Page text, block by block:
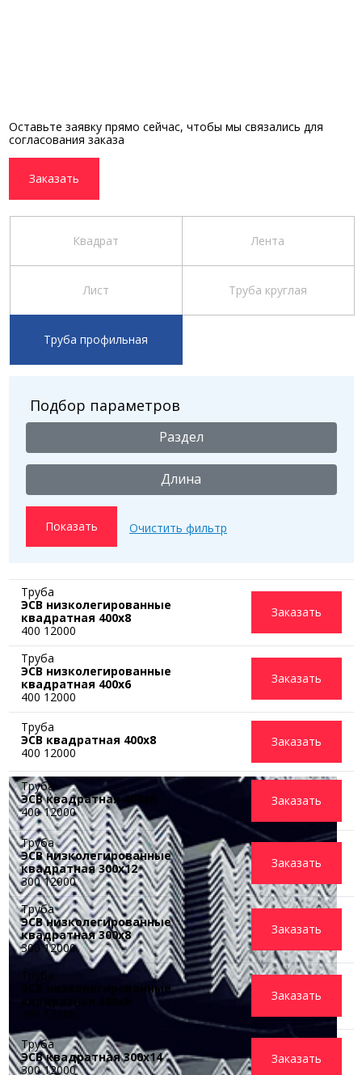
Оставьте заявку прямо сейчас, чтобы мы связались для
согласования заказа
Заказать
Квадрат Лента
Лист Труба круглая
Труба профильная
Подбор параметров
Раздел
Длина
Труба
ЭСВ низколегированные
квадратная 400x8
400 12000
Заказать
Труба
ЭСВ низколегированные
квадратная 400x6
400 12000
Заказать
Труба
ЭСВ квадратная 400х8
400 12000
Заказать
Труба
ЭСВ квадратная 400х6
400 12000
Заказать
Труба
ЭСВ низколегированные
квадратная 300x12
300 12000
Заказать
Труба
ЭСВ низколегированные
квадратная 300x8
300 12000
Заказать
Труба
ЭСВ низколегированные
квадратная 300x6
300 12000
Заказать
Труба
ЭСВ квадратная 300х14
300 12000
Заказать